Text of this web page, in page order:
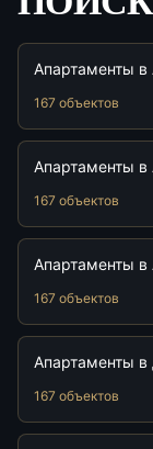
Апартаменты в
167 объектов
Апартаменты в
167 объектов
Апартаменты
167 объектов
Апартаменты
167 объектов